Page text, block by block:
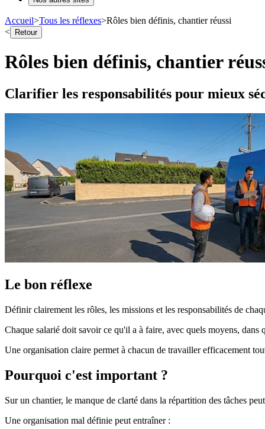
Accueil>Tous les réflexes>Rôles bien définis, chantier réussi
< Retour
Rôles bien définis, chantier
Clarifier les responsabilités pour mieux
Le bon réflexe
Définir clairement les rôles, les missions et les responsabilités de
Chaque salarié doit savoir ce qu'il a à faire, avec quels moyens,
Une organisation claire permet à chacun de travailler efficacement
Pourquoi c'est important ?
Sur un chantier, le manque de clarté dans la répartition des tâches
Une organisation mal définie peut entraîner :